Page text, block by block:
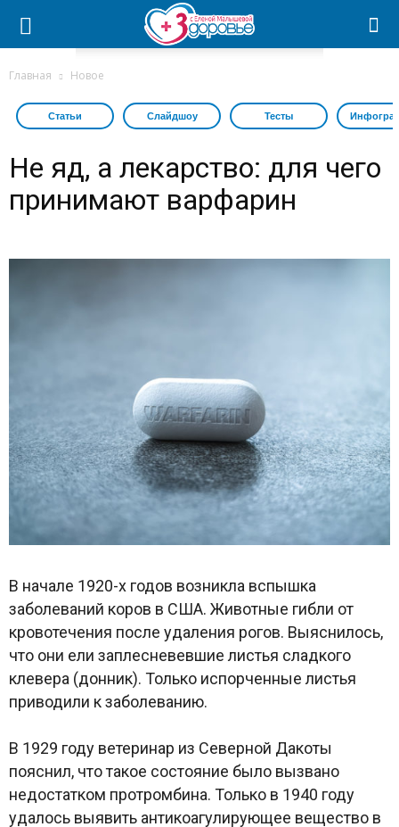
Главная Новое
Статьи Слайдшоу Тесты
Не яд, а лекарство: для чего
принимают варфарин
В начале 1920-х годов возникла вспышка
заболеваний коров в США. Животные гибли от
кровотечения после удаления рогов. Выяснилось,
что они ели заплесневевшие листья сладкого
клевера (донник). Только испорченные листья
приводили к заболеванию.
В 1929 году ветеринар из Северной Дакоты
пояснил, что такое состояние было вызвано
недостатком протромбина. Только в 1940 году
удалось выявить антикоагулирующее вещество в